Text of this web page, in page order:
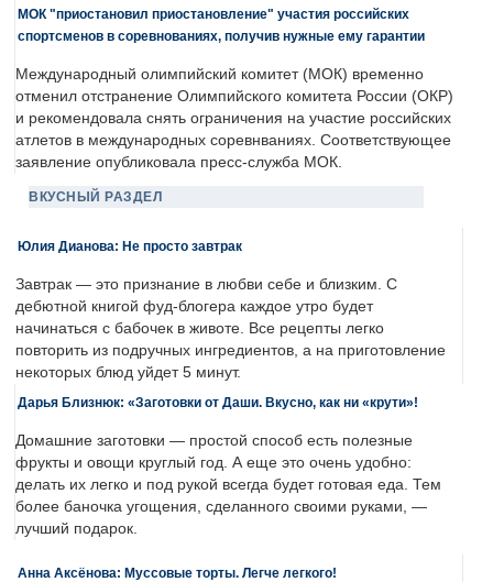
МОК "приостановил приостановление" участия российских
спортсменов в соревнованиях, получив нужные ему гарантии
Международный олимпийский комитет (МОК) временно
отменил отстранение Олимпийского комитета России (ОКР)
и рекомендовала снять ограничения на участие российских
атлетов в международных соревнваниях. Соответствующее
заявление опубликовала пресс-служба МОК.
ВКУСНЫЙ РАЗДЕЛ
Юлия Дианова: Не просто завтрак
Завтрак — это признание в любви себе и близким. С
дебютной книгой фуд-блогера каждое утро будет
начинаться с бабочек в животе. Все рецепты легко
повторить из подручных ингредиентов, а на приготовление
некоторых блюд уйдет 5 минут.
Дарья Близнюк: «Заготовки от Даши. Вкусно, как ни «крути»!
Домашние заготовки — простой способ есть полезные
фрукты и овощи круглый год. А еще это очень удобно:
делать их легко и под рукой всегда будет готовая еда. Тем
более баночка угощения, сделанного своими руками, —
лучший подарок.
Анна Аксёнова: Муссовые торты. Легче легкого!